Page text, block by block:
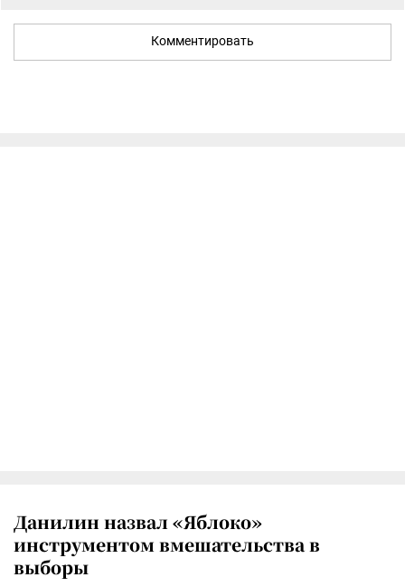
Комментировать
Данилин назвал «Яблоко»
инструментом вмешательства в
выборы